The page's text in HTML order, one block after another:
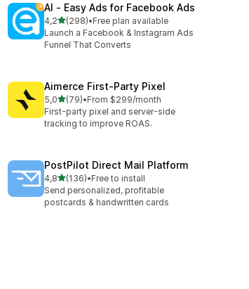
AI ‑ Easy Ads for Facebook Ads
4,2/ 5 tähteä
(298)
298 arvostelua yhteensä
•Free plan available
Launch a Facebook & Instagram Ads
Funnel That Converts
Aimerce First‑Party Pixel
5,0/ 5 tähteä
(79)
79 arvostelua yhteensä
•From $299/month
First-party pixel and server-side
tracking to improve ROAS.
PostPilot Direct Mail Platform
4,8/ 5 tähteä
(136)
136 arvostelua yhteensä
•Free to install
Send personalized, profitable
postcards & handwritten cards